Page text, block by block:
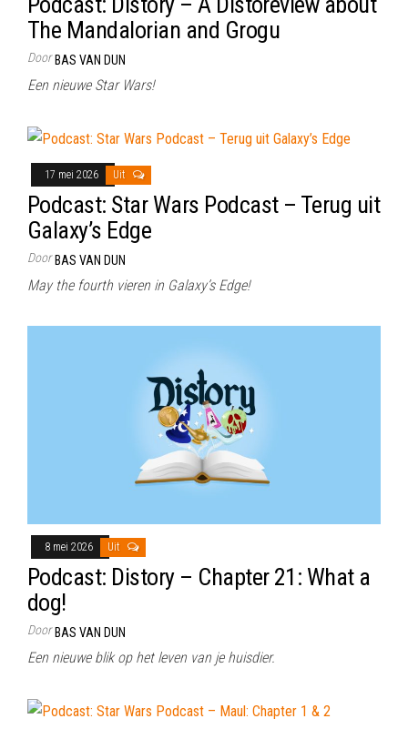
The Mandalorian and Grogu
Door BAS VAN DUN
Een nieuwe Star Wars!
17 mei 2026 Uit
Podcast: Star Wars Podcast – Terug uit
Galaxy’s Edge
Door BAS VAN DUN
May the fourth vieren in Galaxy’s Edge!
8 mei 2026 Uit
Podcast: Distory – Chapter 21: What a
dog!
Door BAS VAN DUN
Een nieuwe blik op het leven van je huisdier.